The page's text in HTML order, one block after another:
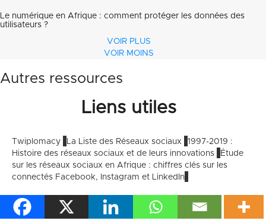
Le numérique en Afrique : comment protéger les données des
utilisateurs ?
VOIR PLUS
VOIR MOINS
Autres ressources
Liens utiles
Twiplomacy La Liste des Réseaux sociaux
1997-2019 :
Histoire des réseaux sociaux et de leurs innovations
Étude
sur les réseaux sociaux en Afrique : chiffres clés sur les
connectés Facebook, Instagram et LinkedIn